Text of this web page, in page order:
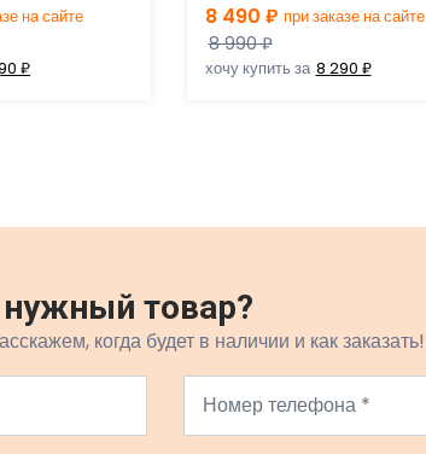
на сайте
₽
8 490 ₽ при заказе на сайте
8 990 ₽
хочу купить за 8 290 ₽
товар?
когда будет в наличии и как заказать!